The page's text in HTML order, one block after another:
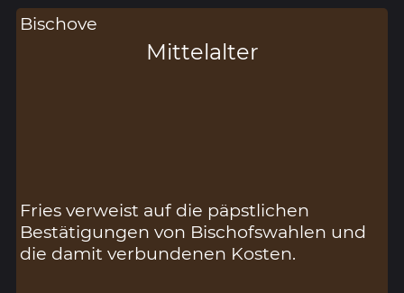
Bischove
Mittelalter
Fries verweist auf die päpstlichen
Bestätigungen von Bischofswahlen und
die damit verbundenen Kosten.